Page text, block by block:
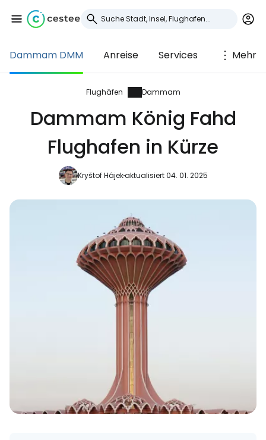
Dammam DMM Anreise Services Mehr
Flughäfen Dammam
Dammam König Fahd
Flughafen in Kürze
Kryštof Hájekaktualisiert 04. 01. 2025
Anmeldung bei
Cestee
... die weltweite Reise-Community
Weiter mit E-Mail